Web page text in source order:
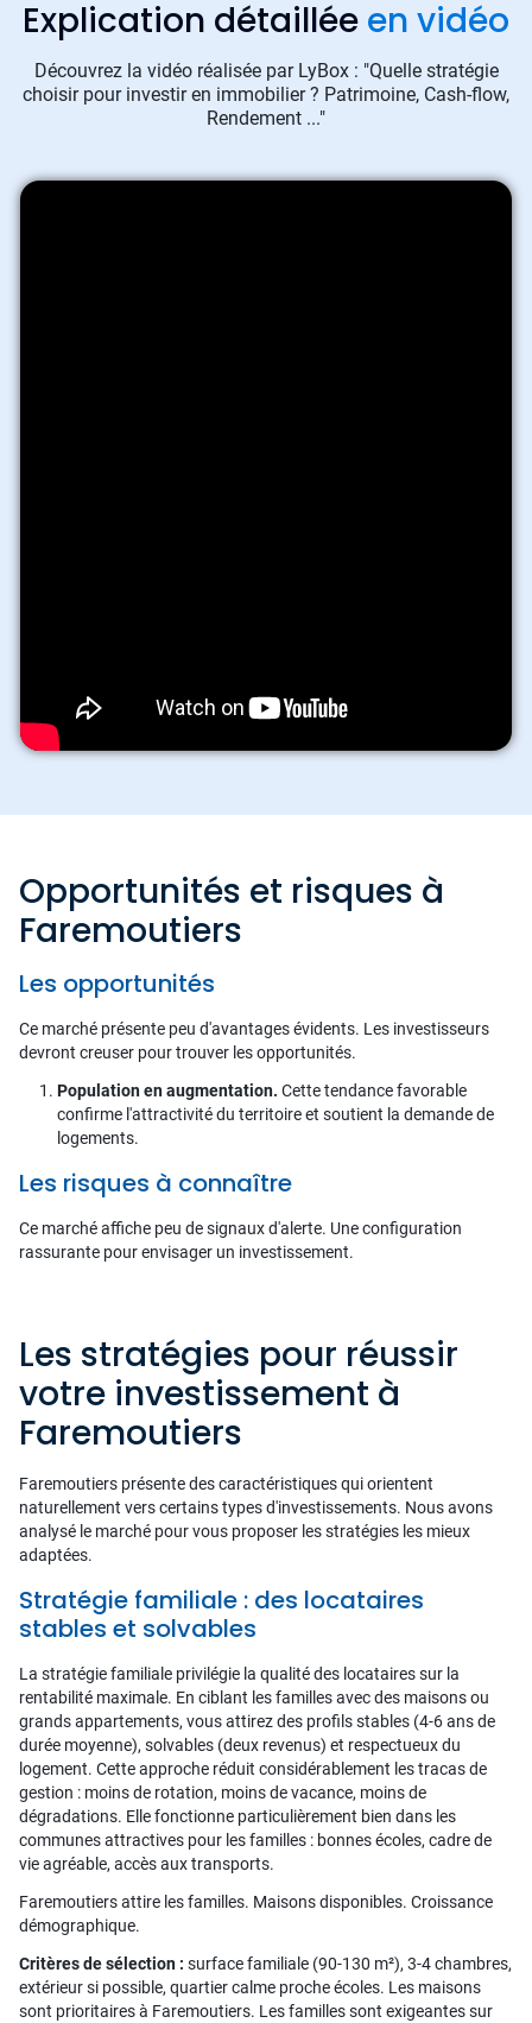
Explication détaillée en vidéo
Découvrez la vidéo réalisée par LyBox : "Quelle stratégie
choisir pour investir en immobilier ? Patrimoine, Cash-flow,
Rendement ..."
Opportunités et risques à
Faremoutiers
Les opportunités
Ce marché présente peu d'avantages évidents. Les investisseurs
devront creuser pour trouver les opportunités.
Population en augmentation. Cette tendance favorable
confirme l'attractivité du territoire et soutient la demande de
logements.
Les risques à connaître
Ce marché affiche peu de signaux d'alerte. Une configuration
rassurante pour envisager un investissement.
Les stratégies pour réussir
votre investissement à
Faremoutiers
Faremoutiers présente des caractéristiques qui orientent
naturellement vers certains types d'investissements. Nous avons
analysé le marché pour vous proposer les stratégies les mieux
adaptées.
Stratégie familiale : des locataires
stables et solvables
La stratégie familiale privilégie la qualité des locataires sur la
rentabilité maximale. En ciblant les familles avec des maisons ou
grands appartements, vous attirez des profils stables (4-6 ans de
durée moyenne), solvables (deux revenus) et respectueux du
logement. Cette approche réduit considérablement les tracas de
gestion : moins de rotation, moins de vacance, moins de
dégradations. Elle fonctionne particulièrement bien dans les
communes attractives pour les familles : bonnes écoles, cadre de
vie agréable, accès aux transports.
Faremoutiers attire les familles. Maisons disponibles. Croissance
démographique.
Critères de sélection : surface familiale (90-130 m²), 3-4 chambres,
extérieur si possible, quartier calme proche écoles. Les maisons
sont prioritaires à Faremoutiers. Les familles sont exigeantes sur